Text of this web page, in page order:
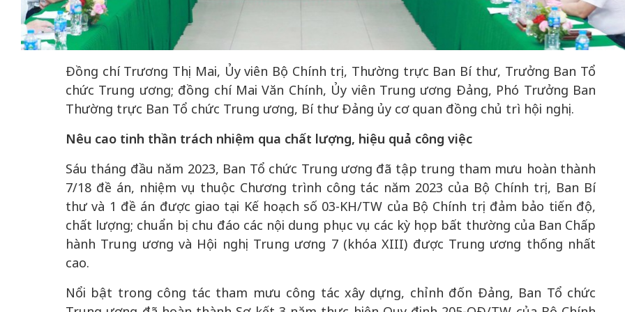
Đồng chí Trương Thị Mai, Ủy viên Bộ Chính trị, Thường trực Ban Bí thư, Trưởng Ban Tổ
chức Trung ương; đồng chí Mai Văn Chính, Ủy viên Trung ương Đảng, Phó Trưởng Ban
Thường trực Ban Tổ chức Trung ương, Bí thư Đảng ủy cơ quan đồng chủ trì hội nghị.
Nêu cao tinh thần trách nhiệm qua chất lượng, hiệu quả công việc
Sáu tháng đầu năm 2023, Ban Tổ chức Trung ương đã tập trung tham mưu hoàn thành
7/18 đề án, nhiệm vụ thuộc Chương trình công tác năm 2023 của Bộ Chính trị, Ban Bí
thư và 1 đề án được giao tại Kế hoạch số 03-KH/TW của Bộ Chính trị đảm bảo tiến độ,
chất lượng; chuẩn bị chu đáo các nội dung phục vụ các kỳ họp bất thường của Ban Chấp
hành Trung ương và Hội nghị Trung ương 7 (khóa XIII) được Trung ương thống nhất
cao.
Nổi bật trong công tác tham mưu công tác xây dựng, chỉnh đốn Đảng, Ban Tổ chức
Hà Nội vững bước vào
không gian phát triển
lăng kính số hóa
50 năm Việt Nam gia
nhập UNESCO: Khơi
nguồn nội lực văn hóa,
định hình vị thế kiến
làm nên diện mạo mới
50 năm Việt Nam gia
nhập UNESCO: Khơi
nguồn nội lực văn hóa,
định hình vị thế kiến
quốc tế bằng bản lĩnh
Việt Nam
50 năm Việt
nhập
nguồn nội lực
định hình vị
quyết định